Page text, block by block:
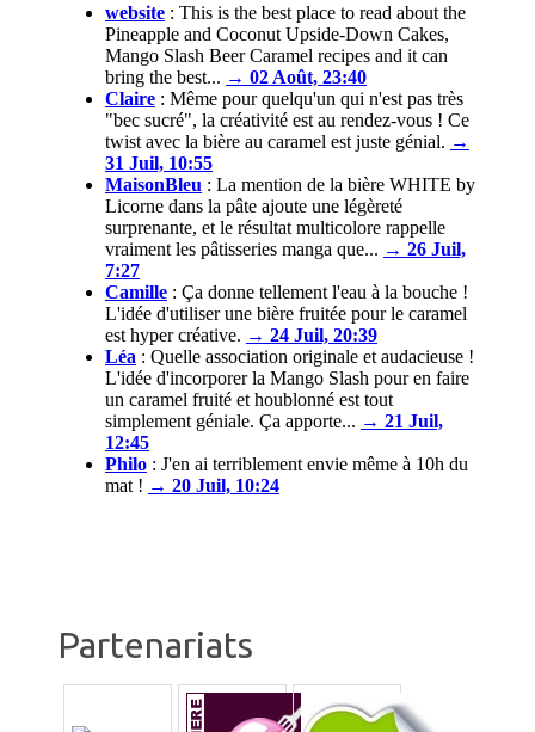
website : This is the best place to read about the
Pineapple and Coconut Upside-Down Cakes,
Mango Slash Beer Caramel recipes and it can
bring the best... → 02 Août, 23:40
Claire : Même pour quelqu'un qui n'est pas très
"bec sucré", la créativité est au rendez-vous ! Ce
twist avec la bière au caramel est juste génial. →
31 Juil, 10:55
MaisonBleu : La mention de la bière WHITE by
Licorne dans la pâte ajoute une légèreté
surprenante, et le résultat multicolore rappelle
vraiment les pâtisseries manga que... → 26 Juil,
7:27
Camille : Ça donne tellement l'eau à la bouche !
L'idée d'utiliser une bière fruitée pour le caramel
est hyper créative. → 24 Juil, 20:39
Léa : Quelle association originale et audacieuse !
L'idée d'incorporer la Mango Slash pour en faire
un caramel fruité et houblonné est tout
simplement géniale. Ça apporte... → 21 Juil,
12:45
Philo : J'en ai terriblement envie même à 10h du
mat ! → 20 Juil, 10:24
Partenariats